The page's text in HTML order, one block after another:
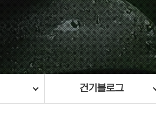
건기블로그